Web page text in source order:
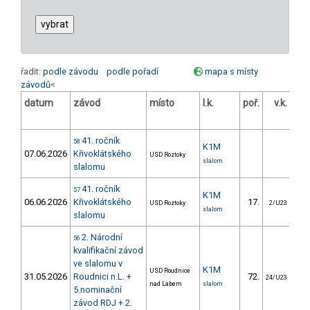
řadit: podle závodu podle pořadí
mapa s místy
závodů<
datum závod místo l.k. poř. v.k.
07.06.2026
58 41. ročník
Křivoklátského
slalomu
USD Roztoky
K1M
slalom
06.06.2026
57 41. ročník
Křivoklátského
slalomu
USD Roztoky
K1M
slalom
17. 2/U23
31.05.2026
56 2. Národní
kvalifikační závod
ve slalomu v
Roudnici n.L. +
5.nominační
závod RDJ + 2.
USD Roudnice
nad Labem
K1M
slalom
72. 24/U23